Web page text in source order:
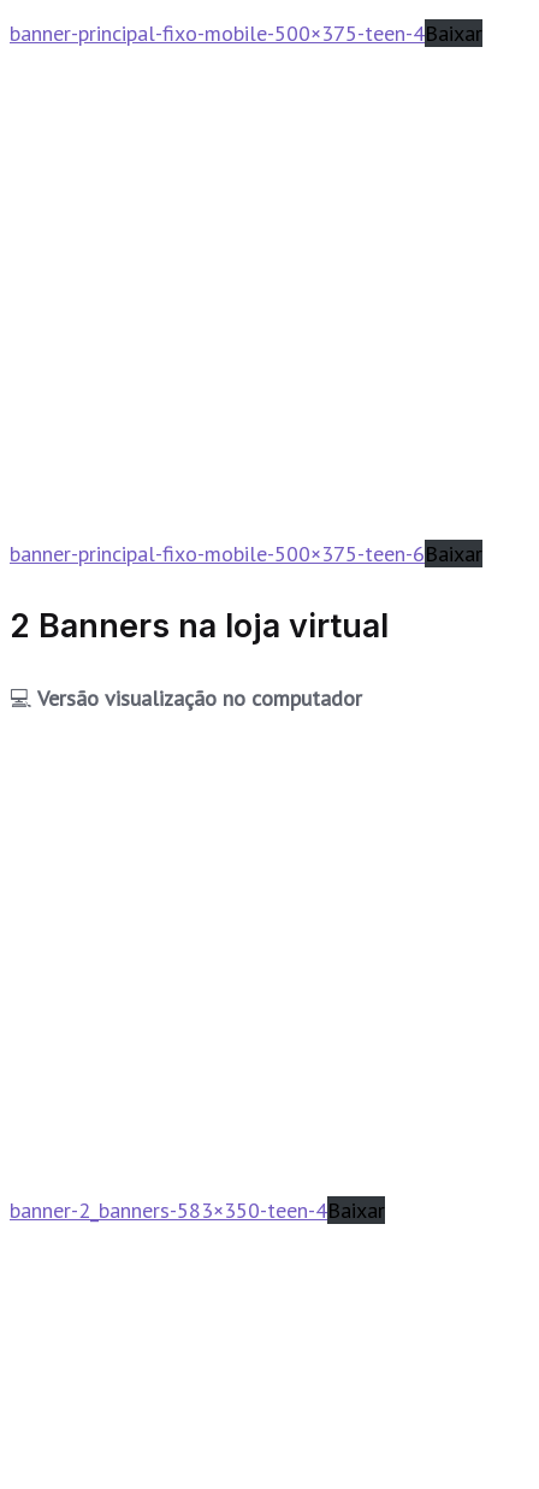
banner-principal-fixo-mobile-500×375-teen-4Baixar
banner-principal-fixo-mobile-500×375-teen-6Baixar
2 Banners na loja virtual
💻 Versão visualização no computador
banner-2_banners-583×350-teen-4Baixar